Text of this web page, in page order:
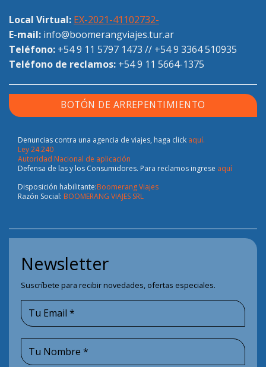
Local Virtual: EX-2021-41102732-
E-mail: info@boomerangviajes.tur.ar
Teléfono: +54 9 11 5797 1473 // +54 9 3364 510935
Teléfono de reclamos: +54 9 11 5664-1375
BOTÓN DE ARREPENTIMIENTO
Denuncias contra una agencia de viajes, haga click aquí.
Ley 24.240
Autoridad Nacional de aplicación
Defensa de las y los Consumidores. Para reclamos ingrese aquí
Disposición habilitante:Boomerang Viajes
Razón Social: BOOMERANG VIAJES SRL
Newsletter
Suscríbete para recibir novedades, ofertas especiales.